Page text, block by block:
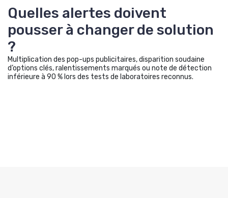
Quelles alertes doivent
pousser à changer de solution
?
Multiplication des pop-ups publicitaires, disparition soudaine
d’options clés, ralentissements marqués ou note de détection
inférieure à 90 % lors des tests de laboratoires reconnus.